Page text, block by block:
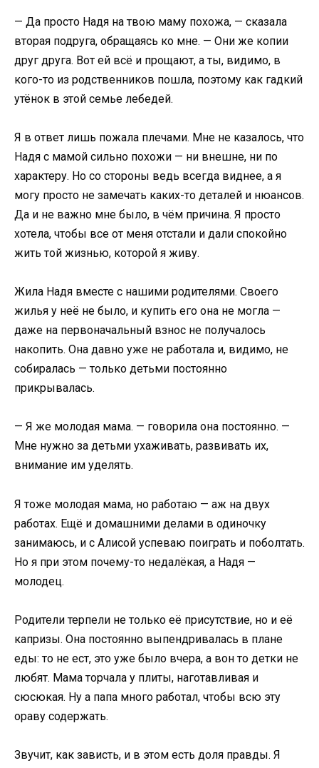
— Да просто Надя на твою маму похожа, — сказала
вторая подруга, обращаясь ко мне. — Они же копии
друг друга. Вот ей всё и прощают, а ты, видимо, в
кого-то из родственников пошла, поэтому как гадкий
утёнок в этой семье лебедей.
Я в ответ лишь пожала плечами. Мне не казалось, что
Надя с мамой сильно похожи — ни внешне, ни по
характеру. Но со стороны ведь всегда виднее, а я
могу просто не замечать каких-то деталей и нюансов.
Да и не важно мне было, в чём причина. Я просто
хотела, чтобы все от меня отстали и дали спокойно
жить той жизнью, которой я живу.
Жила Надя вместе с нашими родителями. Своего
жилья у неё не было, и купить его она не могла —
даже на первоначальный взнос не получалось
накопить. Она давно уже не работала и, видимо, не
собиралась — только детьми постоянно
прикрывалась.
— Я же молодая мама. — говорила она постоянно. —
Мне нужно за детьми ухаживать, развивать их,
внимание им уделять.
Я тоже молодая мама, но работаю — аж на двух
работах. Ещё и домашними делами в одиночку
занимаюсь, и с Алисой успеваю поиграть и поболтать.
Но я при этом почему-то недалёкая, а Надя —
молодец.
Родители терпели не только её присутствие, но и её
капризы. Она постоянно выпендривалась в плане
еды: то не ест, это уже было вчера, а вон то детки не
любят. Мама торчала у плиты, наготавливая и
сюсюкая. Ну а папа много работал, чтобы всю эту
ораву содержать.
Звучит, как зависть, и в этом есть доля правды. Я